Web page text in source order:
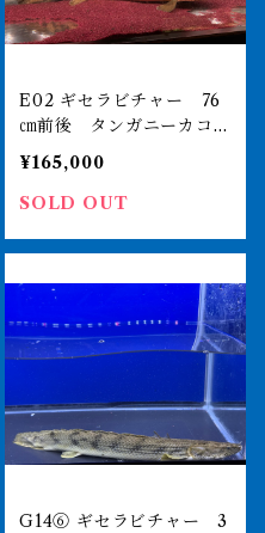
E02 ギセラビチャー 76
㎝前後 タンガニーカコン
ギクス 買取個体
¥165,000
SOLD OUT
G14⑥ ギセラビチャー 3